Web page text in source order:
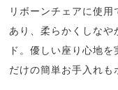
リボーンチェアに使
あり、柔らかくしなや
ド。優しい座り心地
だけの簡単お手入れも